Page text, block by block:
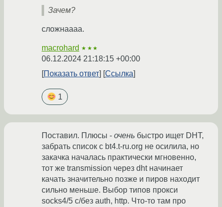
Зачем?
сложнаааа.
macrohard ★★★
06.12.2024 21:18:15 +00:00
Показать ответ
Ссылка
1
Поставил. Плюсы - очень быстро ищет DHT,
забрать список с bt4.t-ru.org не осилила, но
закачка началась практически мгновенно,
тот же transmission через dht начинает
качать значительно позже и пиров находит
сильно меньше. Выбор типов прокси
socks4/5 c/без auth, http. Что-то там про